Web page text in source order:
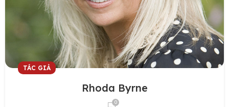
TÁC GIẢ
Rhoda Byrne
0